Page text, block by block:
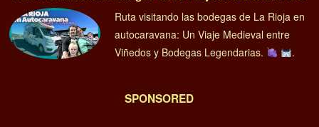
Ruta visitando las bodegas de La Rioja en
autocaravana: Un Viaje Medieval entre
Viñedos y Bodegas Legendarias.
.
SPONSORED